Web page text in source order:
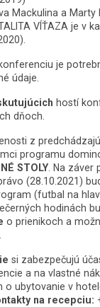
Mackulina a Marty
VÍŤAZA je v
je
údaje.
hostí
dňoch.
z
programu
STOLY . Na záver
(28.10.2021)
(futbal na
hodinách
o prienikoch a
si zabezpečujú
a na vlastné
o ubytovanie v
na recepciu: